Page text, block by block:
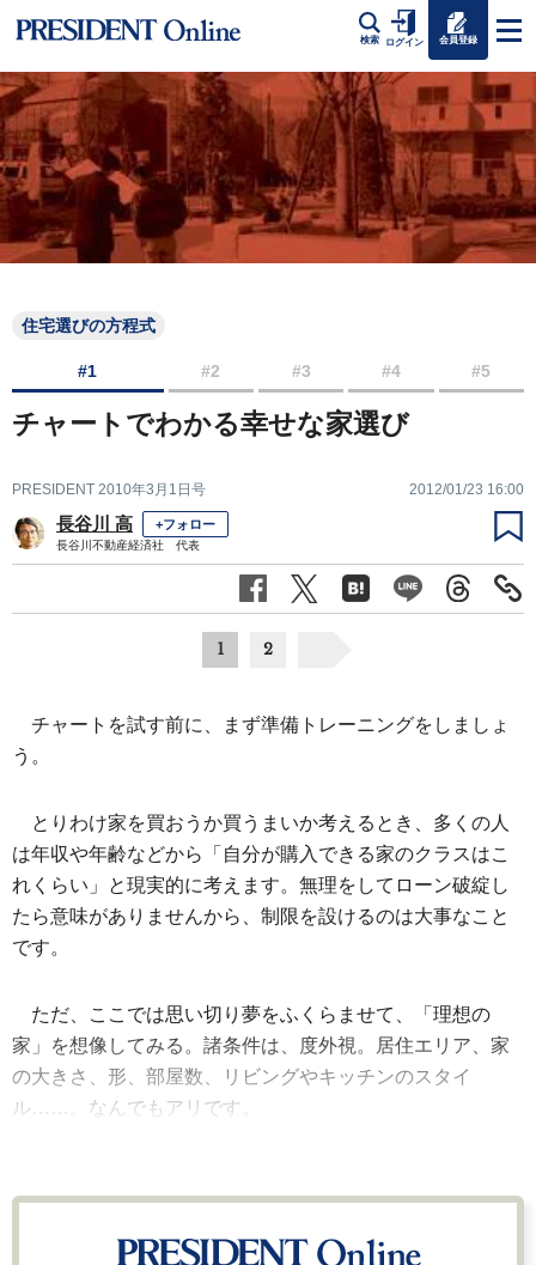
検索 ログイン 会員登録
住宅選びの方程式
#1 #2 #3 #4 #5
チャートでわかる幸せな家選び
PRESIDENT 2010年3月1日号 2012/01/23 16:00
長谷川 高 +フォロー
長谷川不動産経済社 代表
1 2
チャートを試す前に、まず準備トレーニングをしましょ
う。
とりわけ家を買おうか買うまいか考えるとき、多くの人
は年収や年齢などから「自分が購入できる家のクラスはこ
れくらい」と現実的に考えます。無理をしてローン破綻し
たら意味がありませんから、制限を設けるのは大事なこと
です。
ただ、ここでは思い切り夢をふくらませて、「理想の
家」を想像してみる。諸条件は、度外視。居住エリア、家
の大きさ、形、部屋数、リビングやキッチンのスタイ
ル……。なんでもアリです。